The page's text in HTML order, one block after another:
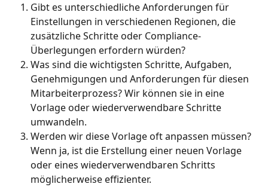
Gibt es unterschiedliche Anforderungen für
Einstellungen in verschiedenen Regionen, die
zusätzliche Schritte oder Compliance-
Überlegungen erfordern würden?
Was sind die wichtigsten Schritte, Aufgaben,
Genehmigungen und Anforderungen für diesen
Mitarbeiterprozess? Wir können sie in eine
Vorlage oder wiederverwendbare Schritte
umwandeln.
Werden wir diese Vorlage oft anpassen müssen?
Wenn ja, ist die Erstellung einer neuen Vorlage
oder eines wiederverwendbaren Schritts
möglicherweise effizienter.